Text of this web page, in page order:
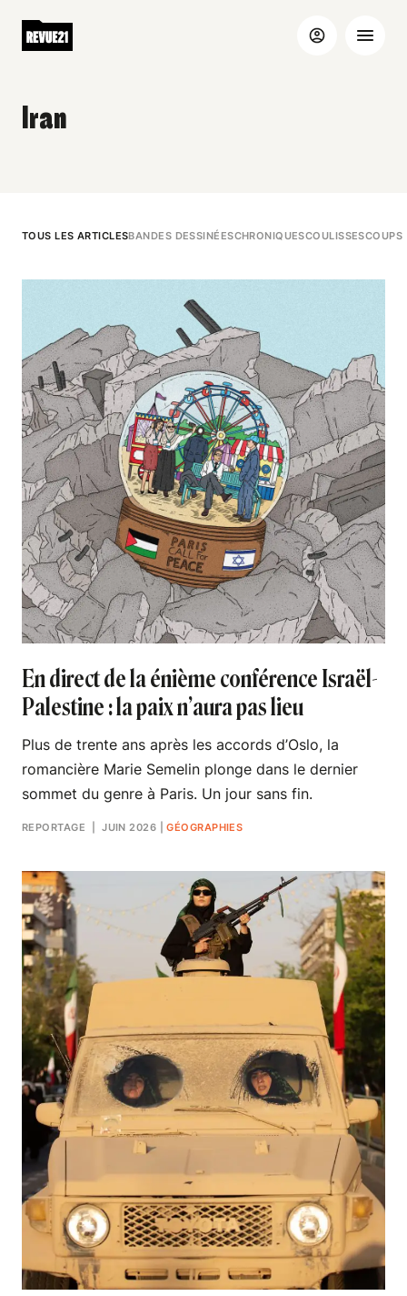
Iran
TOUS LES ARTICLESBANDES DESSINÉESCHRONIQUESCOULISSESCOUPS
En direct de la énième conférence Israël-
Palestine : la paix n’aura pas lieu
Plus de trente ans après les accords d’Oslo, la
romancière Marie Semelin plonge dans le dernier
sommet du genre à Paris. Un jour sans fin.
REPORTAGE | JUIN 2026 |GÉOGRAPHIES